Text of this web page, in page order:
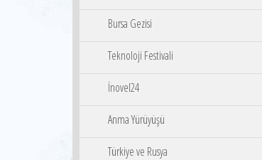
Bursa Gezisi
Teknoloji Festivali
İnovel24
Anma Yürüyüşü
Türkiye ve Rusya